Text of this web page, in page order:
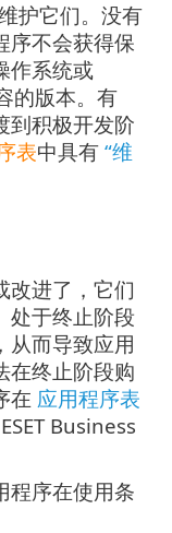
护它们。没有
序不会获得保
作系统或
的版本。有
到积极开发阶
表中具有 “维
改进了，它们
处于终止阶段
从而导致应用
在终止阶段购
在 应用程序表
Business
程序在使用条